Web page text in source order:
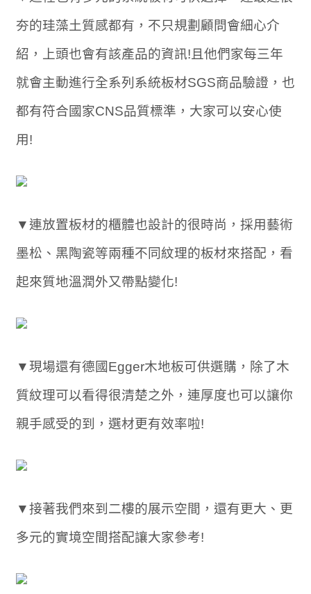
夯的珪藻土質感都有，不只規劃顧問會細心介
紹，上頭也會有該產品的資訊!且他們家每三年
就會主動進行全系列系統板材SGS商品驗證，也
都有符合國家CNS品質標準，大家可以安心使
用!
▼連放置板材的櫃體也設計的很時尚，採用藝術
墨松、黑陶瓷等兩種不同紋理的板材來搭配，看
起來質地溫潤外又帶點變化!
▼現場還有德國Egger木地板可供選購，除了木
質紋理可以看得很清楚之外，連厚度也可以讓你
親手感受的到，選材更有效率啦!
▼接著我們來到二樓的展示空間，還有更大、更
多元的實境空間搭配讓大家參考!